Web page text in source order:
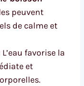
peuvent
de calme et
L’eau favorise la
et